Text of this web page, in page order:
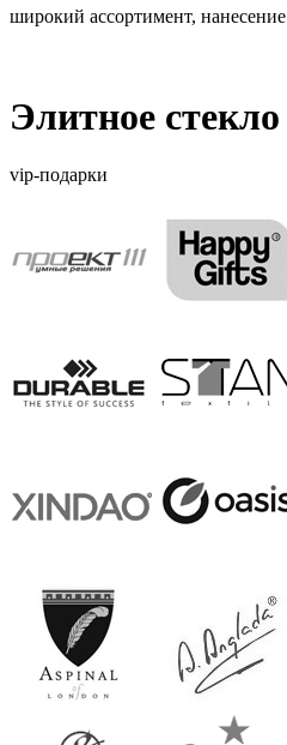
широкий ассортимент, нанесение
Элитное стекло
vip-подарки